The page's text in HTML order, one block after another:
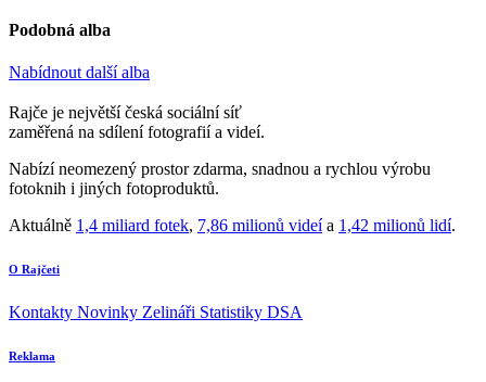
Podobná alba
Nabídnout další alba
Rajče je největší česká sociální síť
zaměřená na sdílení fotografií a videí.
Nabízí neomezený prostor zdarma, snadnou a rychlou výrobu
fotoknih i jiných fotoproduktů.
Aktuálně 1,4 miliard fotek, 7,86 milionů videía 1,42 milionů lidí.
O Rajčeti
Kontakty Novinky Zelináři Statistiky DSA
Reklama